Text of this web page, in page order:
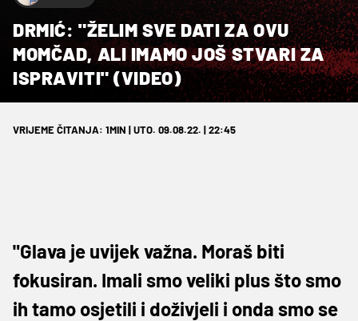
DRMIĆ: "ŽELIM SVE DATI ZA OVU
MOMČAD, ALI IMAMO JOŠ STVARI ZA
ISPRAVITI" (VIDEO)
VRIJEME ČITANJA: 1MIN | UTO. 09.08.22. | 22:45
"Glava je uvijek važna. Moraš biti
fokusiran. Imali smo veliki plus što smo
ih tamo osjetili i doživjeli i onda smo se